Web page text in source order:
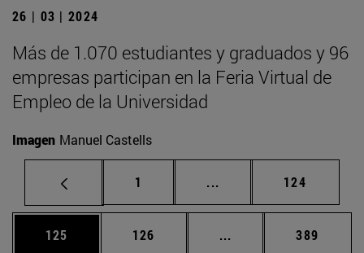
26 | 03 | 2024
Más de 1.070 estudiantes y graduados y 96
empresas participan en la Feria Virtual de
Empleo de la Universidad
Imagen Manuel Castells
Página
1 ... Páginas intermedias
Página
124
Página
125 Página
126 ... Páginas intermedias
Página
389